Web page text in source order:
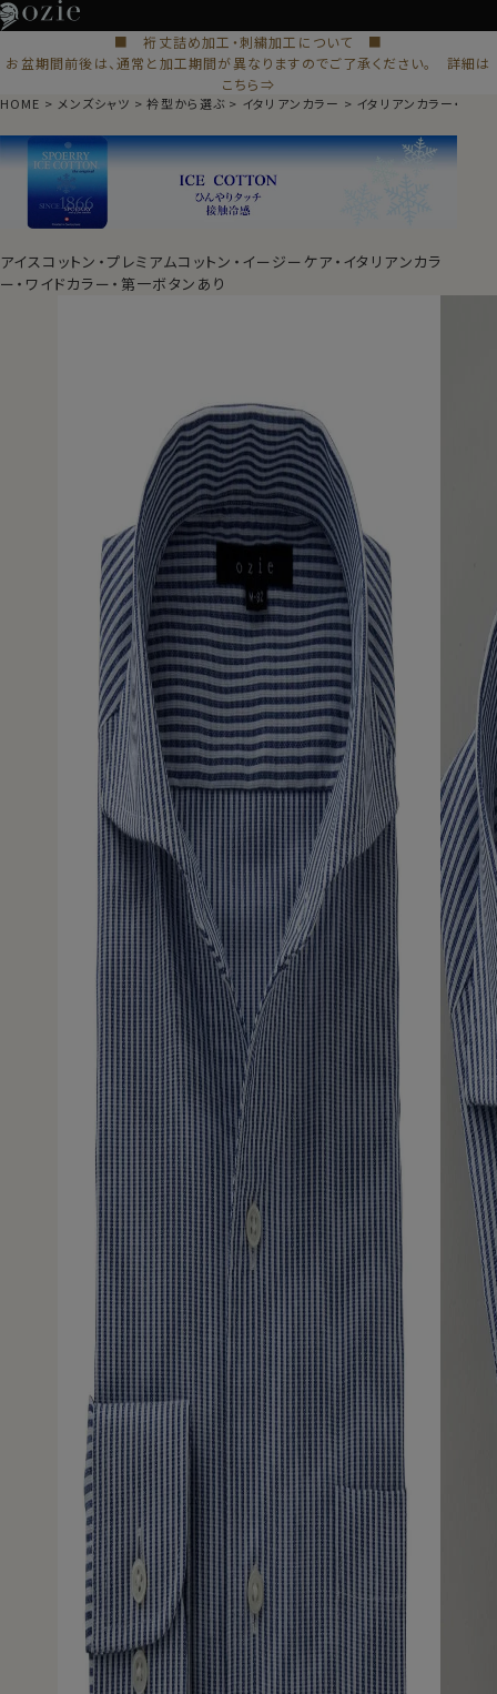
■ 裄丈詰め加工・刺繍加工について ■
お盆期間前後は、通常と加工期間が異なりますのでご了承ください。 詳細は
こちら⇒
HOME メンズシャツ 衿型から選ぶ イタリアンカラー イタリアンカラー・ワイド
アイスコットン・プレミアムコットン・イージーケア・イタリアンカラ
ー・ワイドカラー・第一ボタンあり